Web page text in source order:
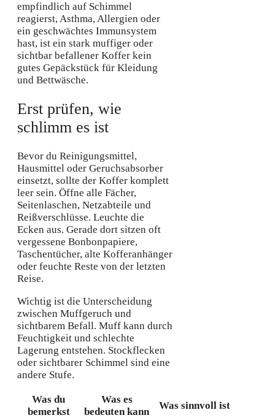
empfindlich auf Schimmel
reagierst, Asthma, Allergien oder
ein geschwächtes Immunsystem
hast, ist ein stark muffiger oder
sichtbar befallener Koffer kein
gutes Gepäckstück für Kleidung
und Bettwäsche.
Erst prüfen, wie
schlimm es ist
Bevor du Reinigungsmittel,
Hausmittel oder Geruchsabsorber
einsetzt, sollte der Koffer komplett
leer sein. Öffne alle Fächer,
Seitenlaschen, Netzabteile und
Reißverschlüsse. Leuchte die
Ecken aus. Gerade dort sitzen oft
vergessene Bonbonpapiere,
Taschentücher, alte Kofferanhänger
oder feuchte Reste von der letzten
Reise.
Wichtig ist die Unterscheidung
zwischen Muffgeruch und
sichtbarem Befall. Muff kann durch
Feuchtigkeit und schlechte
Lagerung entstehen. Stockflecken
oder sichtbarer Schimmel sind eine
andere Stufe.
Was du
bemerkst
Was es
bedeuten kann
Was sinnvoll ist